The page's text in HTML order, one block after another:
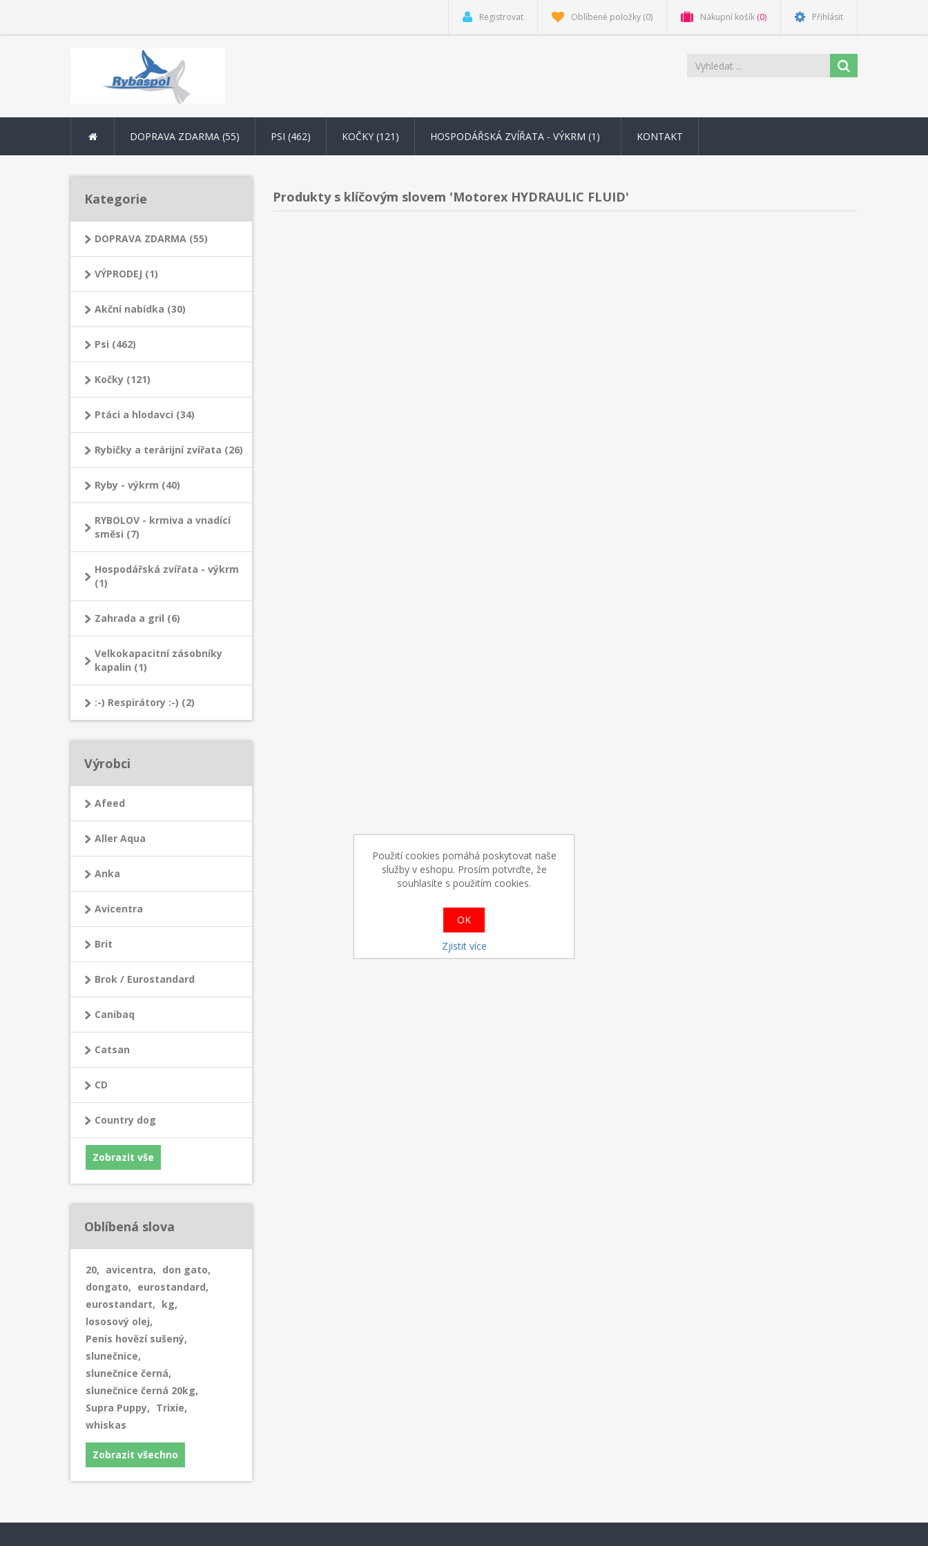
Registrovat Oblíbené položky (0) Nákupní košík (0) Přihlásit
DOPRAVA ZDARMA (55) PSI (462) KOČKY (121) HOSPODÁŘSKÁ ZVÍŘATA - VÝKRM (1) KONTAKT
Kategorie
DOPRAVA ZDARMA (55)
VÝPRODEJ (1)
Akční nabídka (30)
Psi (462)
Kočky (121)
Ptáci a hlodavci (34)
Rybičky a terárijní zvířata (26)
Ryby - výkrm (40)
RYBOLOV - krmiva a vnadící
směsi (7)
Hospodářská zvířata - výkrm
(1)
Zahrada a gril (6)
Velkokapacitní zásobníky
kapalin (1)
:-) Respirátory :-) (2)
Výrobci
Afeed
Aller Aqua
Anka
Avicentra
Brit
Brok / Eurostandard
Canibaq
Catsan
CD
Country dog
Zobrazit vše
Oblíbená slova
20, avicentra, don gato,
dongato, eurostandard,
eurostandart, kg,
lososový olej,
Penis hovězí sušený,
slunečnice,
slunečnice černá,
slunečnice černá 20kg,
Supra Puppy, Trixie,
whiskas
Zobrazit všechno
Produkty s klíčovým slovem 'Motorex HYDRAULIC FLUID'
Použití cookies pomáhá poskytovat naše
služby v eshopu. Prosím potvrďte, že
souhlasíte s použitím cookies.
OK
Zjistit více